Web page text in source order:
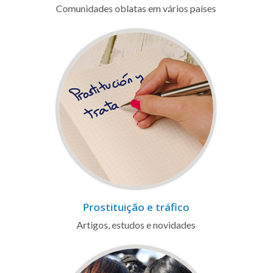
Comunidades oblatas em vários países
Prostituição e tráfico
Artigos, estudos e novidades